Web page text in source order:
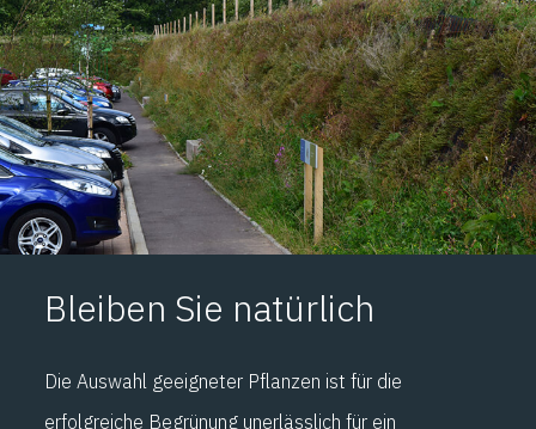
Bleiben Sie natürlich
Die Auswahl geeigneter Pflanzen ist für die
erfolgreiche Begrünung unerlässlich für ein